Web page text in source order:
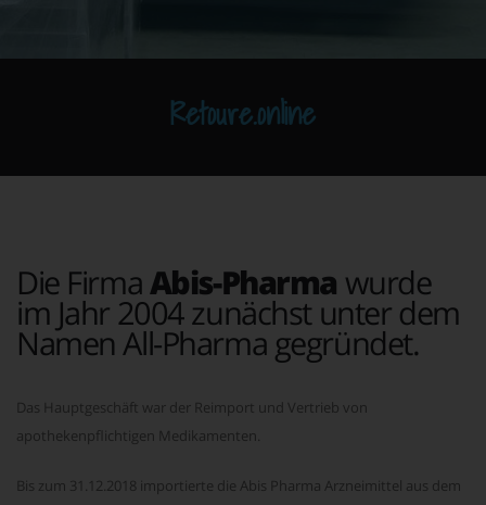
Retoure.online
Die Firma Abis-Pharma wurde
im Jahr 2004 zunächst unter dem
Namen All-Pharma gegründet.
Das Hauptgeschäft war der Reimport und Vertrieb von
apothekenpflichtigen Medikamenten.
Bis zum 31.12.2018 importierte die Abis Pharma Arzneimittel aus dem